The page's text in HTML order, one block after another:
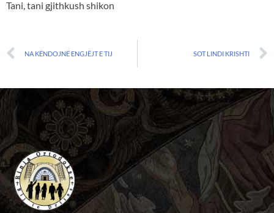
Tani, tani gjithkush shikon
NA KËNDOJNË ENGJËJT E TIJ SOT LINDI KRISHTI